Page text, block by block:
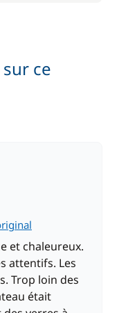
ce
et chaleureux.
attentifs. Les
Trop loin des
était